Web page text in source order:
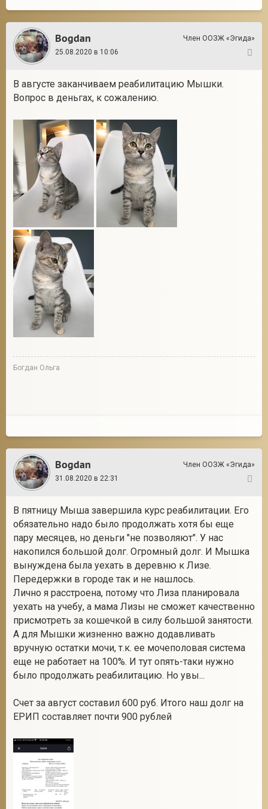
Bogdan
Член ООЗЖ «Эгида»
25.08.2020 в 10:06
В августе заканчиваем реабилитацию Мышки.
Вопрос в деньгах, к сожалению.
Богдан Ольга
Bogdan
Член ООЗЖ «Эгида»
31.08.2020 в 22:31
В пятницу Мыша завершила курс реабилитации. Его
обязательно надо было продолжать хотя бы еще
пару месяцев, но деньги "не позволяют". У нас
накопился большой долг. Огромный долг. И Мышка
вынуждена была уехать в деревню к Лизе.
Передержки в городе так и не нашлось.
Лично я расстроена, потому что Лиза планировала
уехать на учебу, а мама Лизы не сможет качественно
присмотреть за кошечкой в силу большой занятости.
А для Мышки жизненно важно додавливать
вручную остатки мочи, т.к. ее мочеполовая система
еще не работает на 100%. И тут опять-таки нужно
было продолжать реабилитацию. Но увы...
Счет за август составил 600 руб. Итого наш долг на
ЕРИП составляет почти 900 рублей